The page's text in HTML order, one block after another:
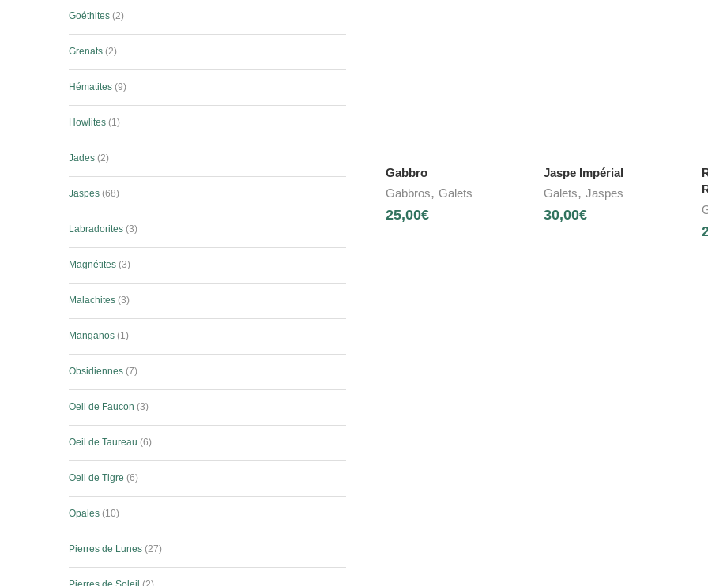
Gabbro
Gabbros, Galets
25,00€
Jaspe Impérial
Galets, Jaspes
30,00€
Goéthites 2
Grenats 2
Hématites 9
Howlites 1
Jades 2
Jaspes 68
Labradorites 3
Magnétites 3
Malachites 3
Manganos 1
Obsidiennes 7
Oeil de Faucon 3
Oeil de Taureau 6
Oeil de Tigre 6
Opales 10
Pierres de Lunes 27